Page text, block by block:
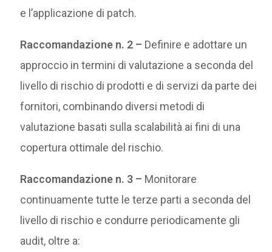
e l’applicazione di patch.
Raccomandazione n. 2 – Definire e adottare un
approccio in termini di valutazione a seconda del
livello di rischio di prodotti e di servizi da parte dei
fornitori, combinando diversi metodi di
valutazione basati sulla scalabilità ai fini di una
copertura ottimale del rischio.
Raccomandazione n. 3 – Monitorare
continuamente tutte le terze parti a seconda del
livello di rischio e condurre periodicamente gli
audit, oltre a: